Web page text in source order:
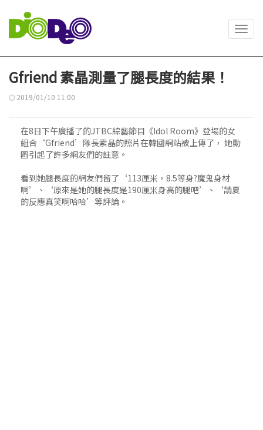
Gfriend 素晶測量了腿長度的結果！
2019/01/10 11:00
在8日下午廣播了的JTBC綜藝節目《Idol Room》登場的女
組合‘Gfriend’隊長素晶的照片在韓國網站被上傳了， 她動
圖引起了許多網友們的註意。
看到她腿長度的網友們留了‘113厘米，8.5等身?魔鬼身材
啊’、‘原來是她的腿長度是190厘米身高的腿吧’、‘請夏
的反應真笑啊哈哈’等評論。